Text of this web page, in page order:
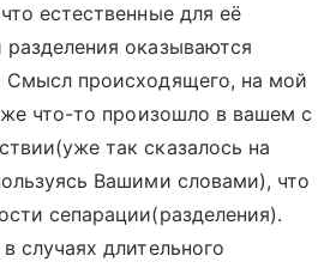
естественные для её
разделения оказываются
происходящего, на мой
что-то произошло в вашем с
так сказалось на
Вашими словами), что
сепарации(разделения).
случаях длительного